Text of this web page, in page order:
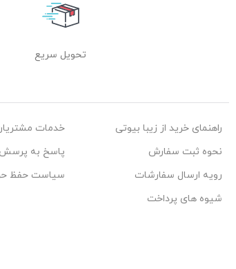
تحویل سریع
راهنمای خرید از زیبا بیوتی
نحوه ثبت سفارش
رویه ارسال سفارشات
شیوه های پرداخت
خدمات
پاسخ به پرسش
سیاست حفظ